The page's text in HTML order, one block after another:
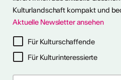
abonnieren
Kulturlandschaft kompakt und
Aktuelle Newsletter ansehen
Für Kulturschaffende
Für Kulturinteressierte